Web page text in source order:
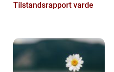
Tilstandsrapport varde